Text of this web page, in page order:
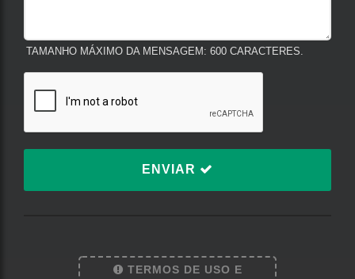
TAMANHO MÁXIMO DA MENSAGEM: 600 CARACTERES.
ENVIAR
TERMOS DE USO E